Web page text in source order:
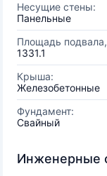
Несущие стены:
Панельные
Площадь
1331.1
Крыша:
Железобетонные
Фундамент:
Свайный
Инженерные